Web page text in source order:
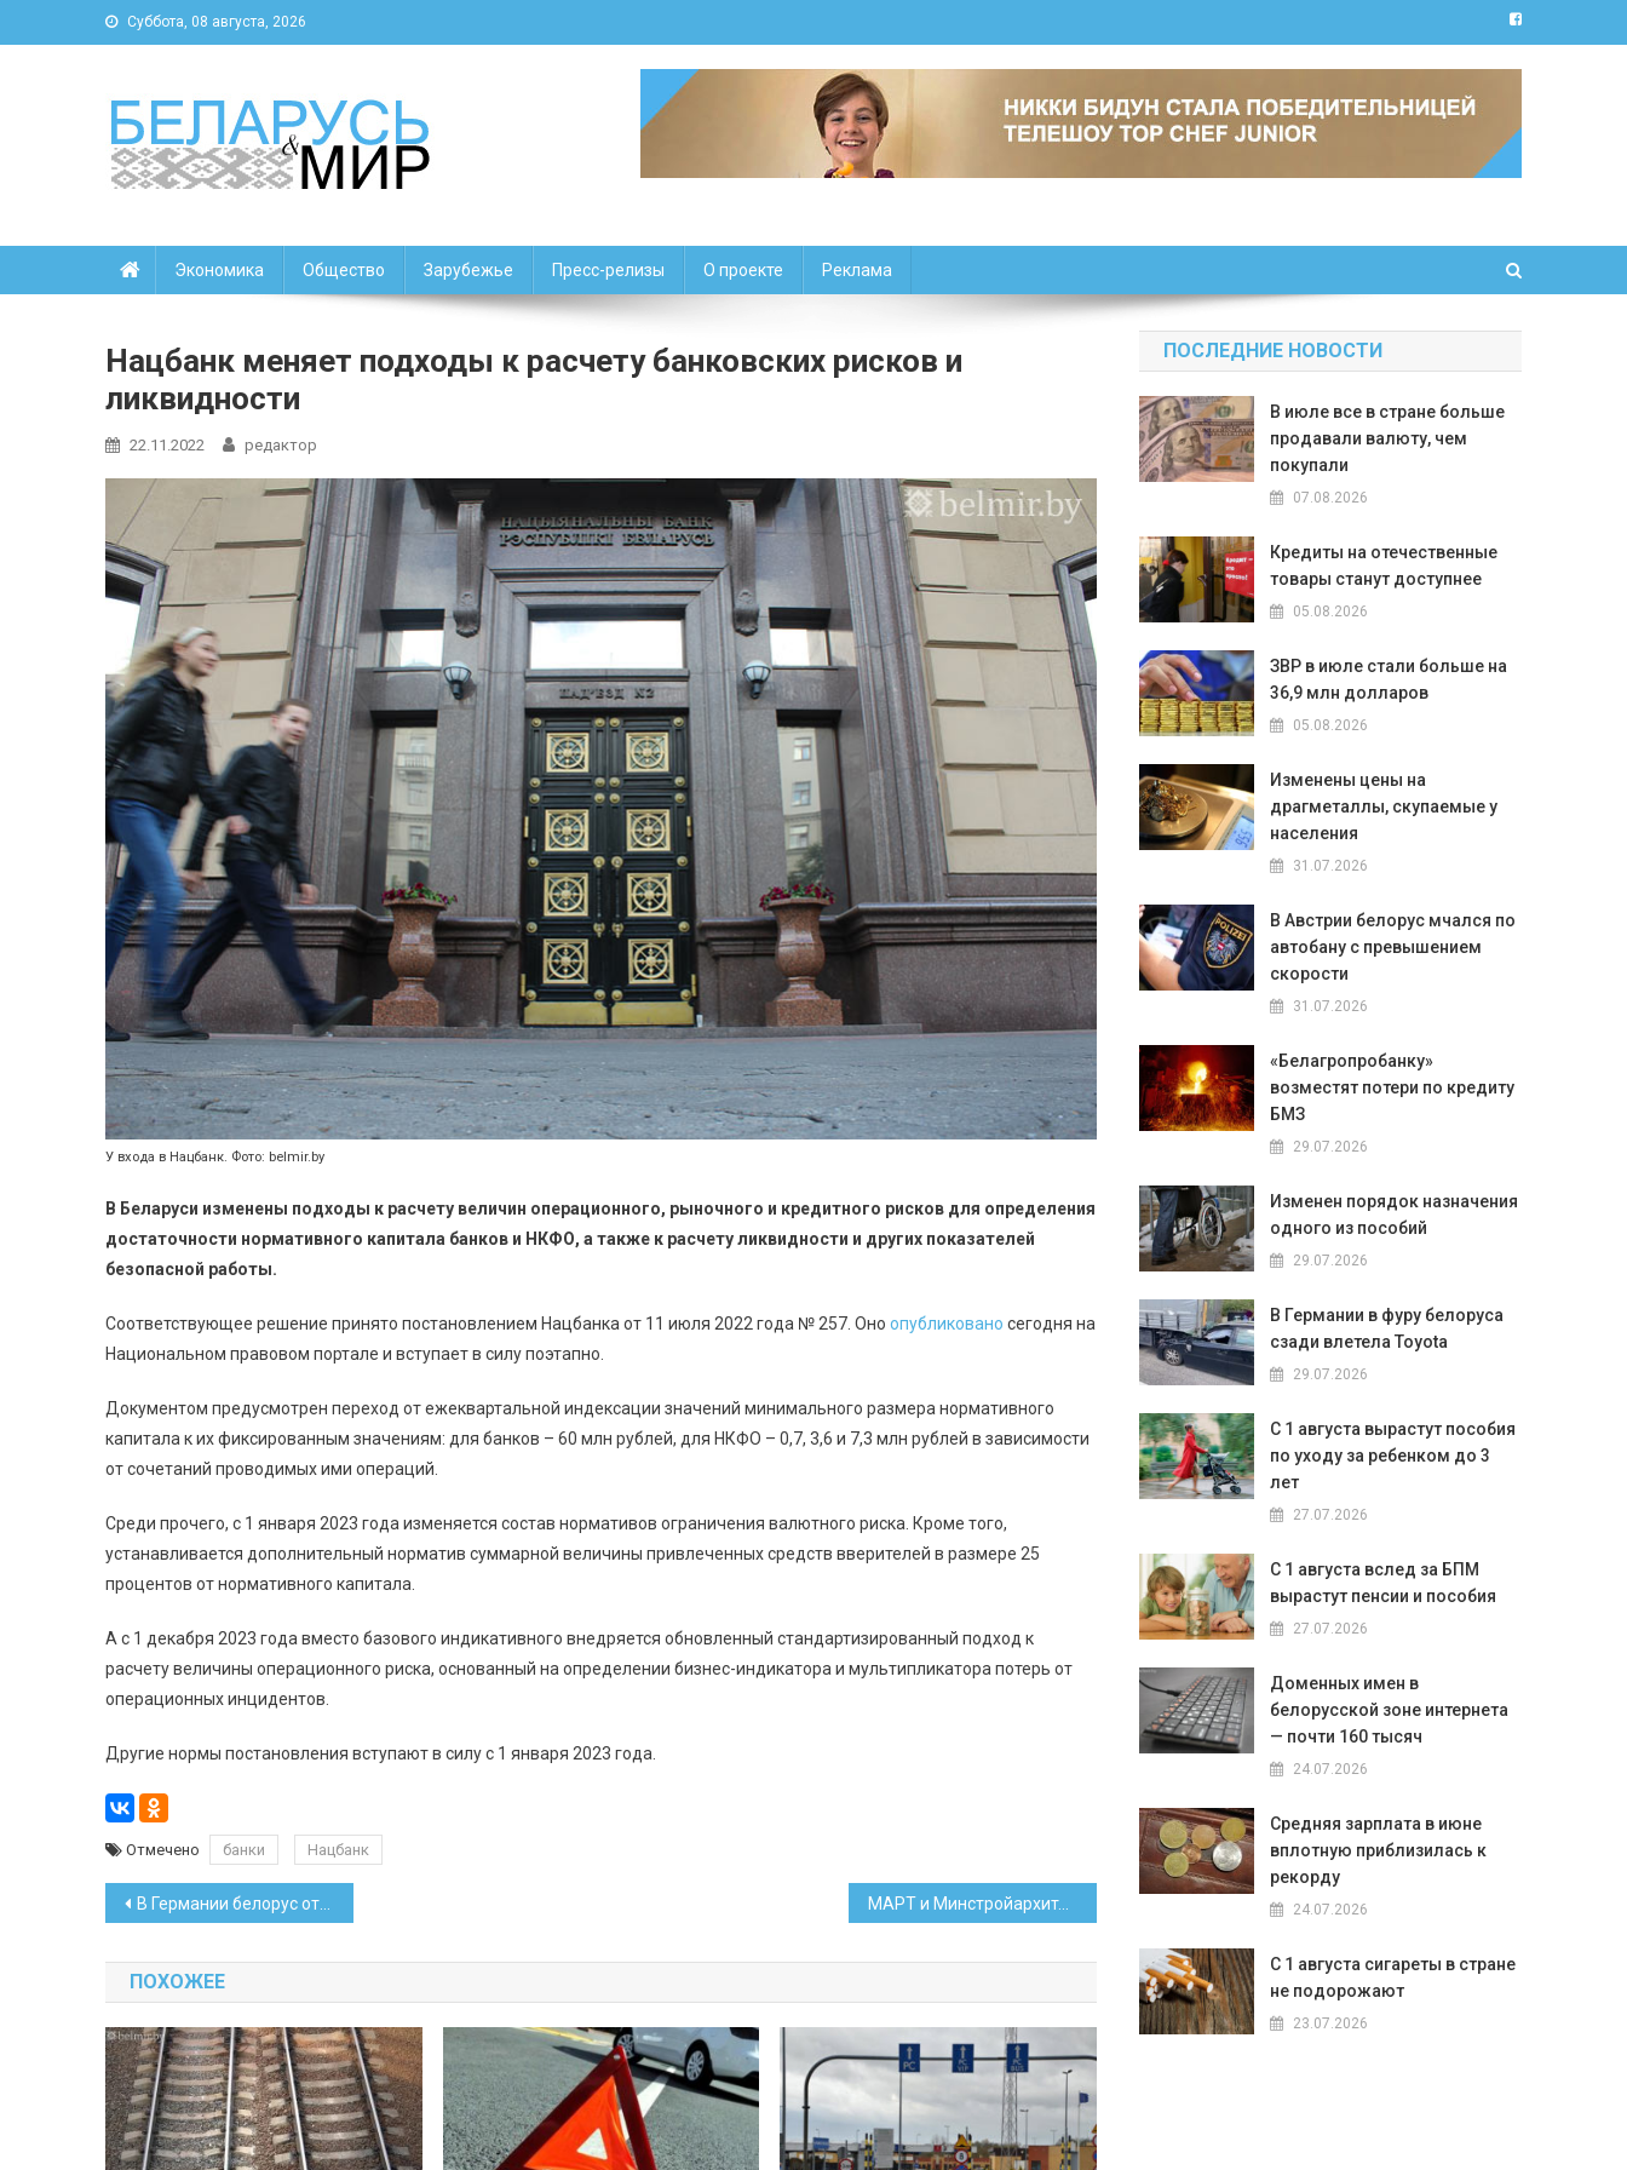
Суббота, 08 августа, 2026
Экономика Общество Зарубежье Пресс-релизы О проекте Реклама
Нацбанк меняет подходы к расчету банковских рисков и
ликвидности
22.11.2022 редактор
У входа в Нацбанк. Фото: belmir.by
В Беларуси изменены подходы к расчету величин операционного, рыночного и кредитного рисков для определения
достаточности нормативного капитала банков и НКФО, а также к расчету ликвидности и других показателей
безопасной работы.
Соответствующее решение принято постановлением Нацбанка от 11 июля 2022 года № 257. Оно опубликовано сегодня на
Национальном правовом портале и вступает в силу поэтапно.
Документом предусмотрен переход от ежеквартальной индексации значений минимального размера нормативного
капитала к их фиксированным значениям: для банков – 60 млн рублей, для НКФО – 0,7, 3,6 и 7,3 млн рублей в зависимости
от сочетаний проводимых ими операций.
Среди прочего, с 1 января 2023 года изменяется состав нормативов ограничения валютного риска. Кроме того,
устанавливается дополнительный норматив суммарной величины привлеченных средств вверителей в размере 25
процентов от нормативного капитала.
А с 1 декабря 2023 года вместо базового индикативного внедряется обновленный стандартизированный подход к
расчету величины операционного риска, основанный на определении бизнес-индикатора и мультипликатора потерь от
операционных инцидентов.
Другие нормы постановления вступают в силу с 1 января 2023 года.
Отмечено банки Нацбанк
Навигация
по
записям
В Германии белорус отбился от воров, лезших в кабину фуры МАРТ и Минстройархитектуры дали разъяснение по ценам на стройматериалы
ПОХОЖЕЕ
ПОСЛЕДНИЕ НОВОСТИ
В июле все в стране больше
продавали валюту, чем
покупали
07.08.2026
Кредиты на отечественные
товары станут доступнее
05.08.2026
ЗВР в июле стали больше на
36,9 млн долларов
05.08.2026
Изменены цены на
драгметаллы, скупаемые у
населения
31.07.2026
В Австрии белорус мчался по
автобану с превышением
скорости
31.07.2026
«Белагропробанку»
возместят потери по кредиту
БМЗ
29.07.2026
Изменен порядок назначения
одного из пособий
29.07.2026
В Германии в фуру белоруса
сзади влетела Toyota
29.07.2026
С 1 августа вырастут пособия
по уходу за ребенком до 3
лет
27.07.2026
С 1 августа вслед за БПМ
вырастут пенсии и пособия
27.07.2026
Доменных имен в
белорусской зоне интернета
— почти 160 тысяч
24.07.2026
Средняя зарплата в июне
вплотную приблизилась к
рекорду
24.07.2026
С 1 августа сигареты в стране
не подорожают
23.07.2026